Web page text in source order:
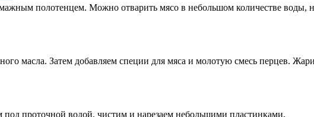
полотенцем. Можно отварить мясо в небольшом количестве воды,
масла. Затем добавляем специи для мяса и молотую смесь перцев.
проточной водой, чистим и нарезаем небольшими пластинками.